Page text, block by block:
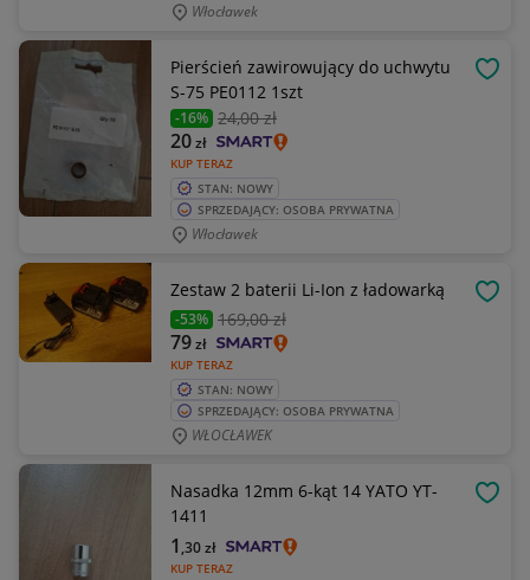
Włocławek
Pierścień zawirowujący do uchwytu
S-75 PE0112 1szt
-16% 24,00 zł
KUP TERAZ
20zł
STAN: NOWY
SPRZEDAJĄCY: OSOBA PRYWATNA
Włocławek
Zestaw 2 baterii Li-Ion z ładowarką
-53% 169,00 zł
KUP TERAZ
79zł
STAN: NOWY
SPRZEDAJĄCY: OSOBA PRYWATNA
WŁOCŁAWEK
Nasadka 12mm 6-kąt 14 YATO YT-
1411
KUP TERAZ
1 ,30zł